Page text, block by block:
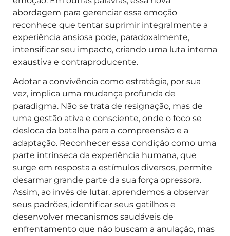
abordagem para gerenciar essa emoção
reconhece que tentar suprimir integralmente a
experiência ansiosa pode, paradoxalmente,
intensificar seu impacto, criando uma luta interna
exaustiva e contraproducente.
Adotar a convivência como estratégia, por sua
vez, implica uma mudança profunda de
paradigma. Não se trata de resignação, mas de
uma gestão ativa e consciente, onde o foco se
desloca da batalha para a compreensão e a
adaptação. Reconhecer essa condição como uma
parte intrínseca da experiência humana, que
surge em resposta a estímulos diversos, permite
desarmar grande parte da sua força opressora.
Assim, ao invés de lutar, aprendemos a observar
seus padrões, identificar seus gatilhos e
desenvolver mecanismos saudáveis de
enfrentamento que não buscam a anulação, mas